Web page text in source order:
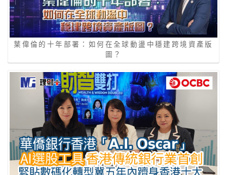
葉偉倫的十年部署：如何在全球動盪中穩建跨境資產版
圖？